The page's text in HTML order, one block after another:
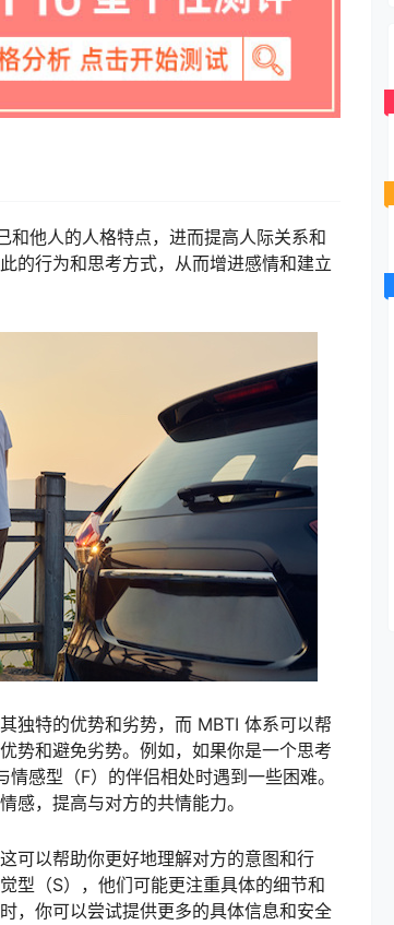
和他人的人格特点，进而提高人际关系和
的行为和思考方式，从而增进感情和建立
独特的优势和劣势，而 MBTI 体系可以帮
势和避免劣势。例如，如果你是一个思考
感型（F）的伴侣相处时遇到一些困难。
感，提高与对方的共情能力。
可以帮助你更好地理解对方的意图和行
型（S），他们可能更注重具体的细节和
，你可以尝试提供更多的具体信息和安全